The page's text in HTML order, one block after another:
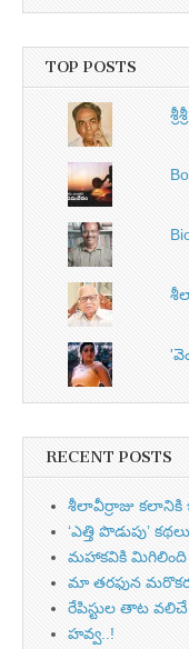
TOP POSTS
RECENT POSTS
శీలావీర్రాజు
‘ఎత్తి పొడుపు’
మహాకవికి మిగిలింది
మా తరఫున
రేపిస్టుల తాట
హవ్వ..!